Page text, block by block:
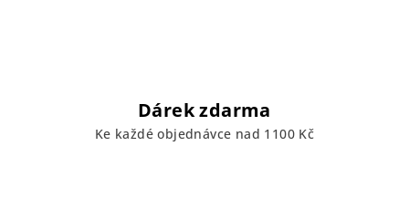
Dárek zdarma
Ke každé objednávce nad 1100 Kč